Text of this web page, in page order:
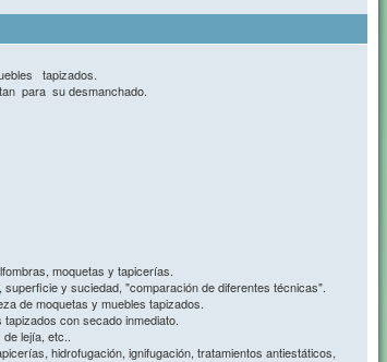
tapizados.
para su desmanchado.
moquetas y tapicerías.
y suciedad, "comparación de diferentes técnicas".
de moquetas y muebles tapizados.
con secado inmediato.
lejía, etc..
hidrofugación, ignifugación, tratamientos antiestáticos,